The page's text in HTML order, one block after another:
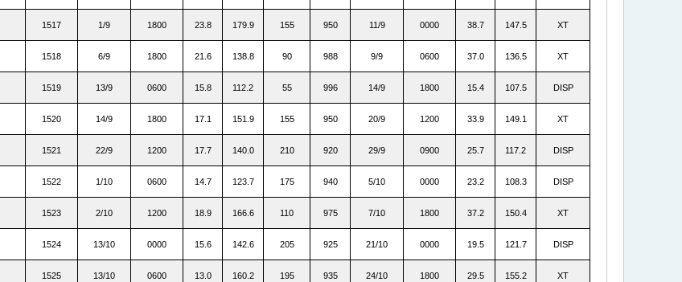
1517 1/9 1800 23.8 179.9 155 950 11/9 0000 38.7 147.5 XT
1518 6/9 1800 21.6 138.8 90 988 9/9 0600 37.0 136.5 XT
1519 13/9 0600 15.8 112.2 55 996 14/9 1800 15.4 107.5 DISP
1520 14/9 1800 17.1 151.9 155 950 20/9 1200 33.9 149.1 XT
1521 22/9 1200 17.7 140.0 210 920 29/9 0900 25.7 117.2 DISP
1522 1/10 0600 14.7 123.7 175 940 5/10 0000 23.2 108.3 DISP
1523 2/10 1200 18.9 166.6 110 975 7/10 1800 37.2 150.4 XT
1524 13/10 0000 15.6 142.6 205 925 21/10 0000 19.5 121.7 DISP
1525 13/10 0600 13.0 160.2 195 935 24/10 1800 29.5 155.2 XT